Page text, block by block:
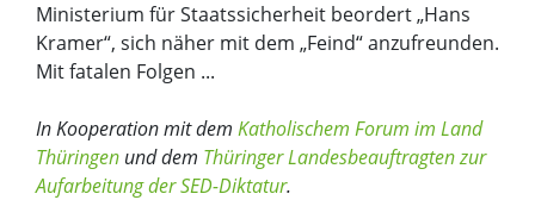
Ministerium für Staatssicherheit beordert „Hans
Kramer“, sich näher mit dem „Feind“ anzufreunden.
Mit fatalen Folgen ...
In Kooperation mit dem Katholischem Forum im Land
Thüringen und dem Thüringer Landesbeauftragten zur
Aufarbeitung der SED-Diktatur.